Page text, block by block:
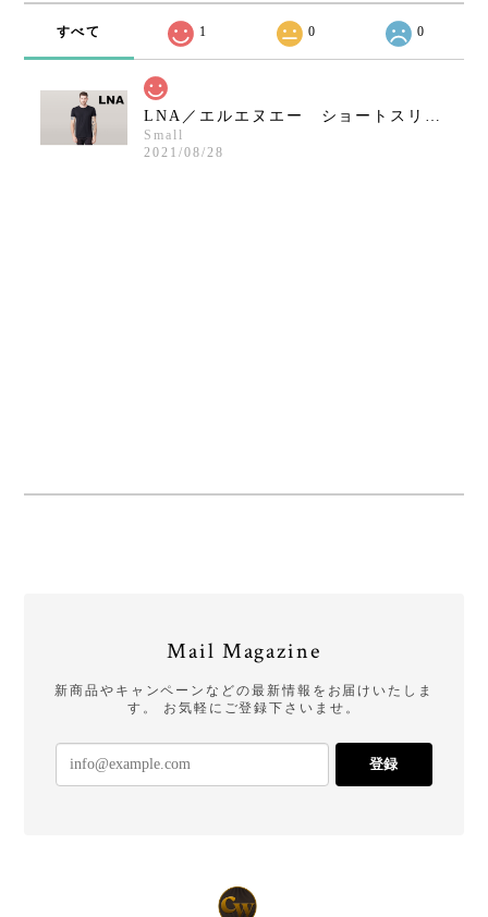
すべて 1 0 0
LNA／エルエヌエー ショートスリーブクルーネックシャツ／ブラック
Small
2021/08/28
Mail Magazine
新商品やキャンペーンなどの最新情報をお届けいたしま
す。 お気軽にご登録下さいませ。
登録